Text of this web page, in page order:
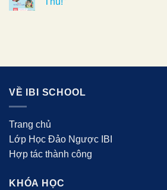
VỀ IBI SCHOOL
Trang chủ
Lớp Học Đảo Ngược IBI
Hợp tác thành công
KHÓA HỌC